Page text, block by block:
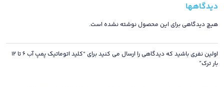
عدد
دیدگاهها
هیچ دیدگاهی برای این محصول نوشته نشده است.
اولین نفری باشید که دیدگاهی را ارسال می کنید برای “کلید اتوماتیک پمپ آب 6 تا 12
بار ترک”